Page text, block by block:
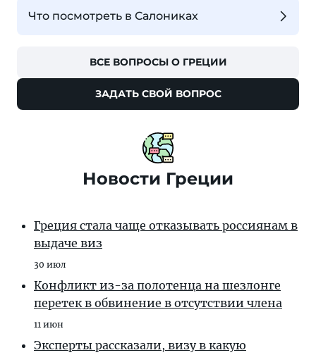
Что посмотреть в Салониках
ВСЕ ВОПРОСЫ О ГРЕЦИИ
ЗАДАТЬ СВОЙ ВОПРОС
Новости Греции
Греция стала чаще отказывать россиянам в
выдаче виз
30 июл
Конфликт из-за полотенца на шезлонге
перетек в обвинение в отсутствии члена
11 июн
Эксперты рассказали, визу в какую